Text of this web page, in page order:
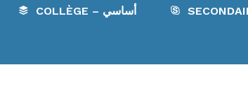
COLLÈGE – أساسي